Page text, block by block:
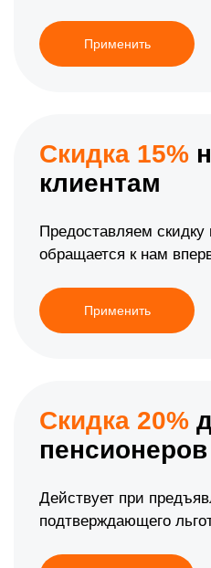
Применить
Скидка 15%
клиентам
Предоставляем
обращается к нам
Применить
Скидка 20%
пенсионеров
Действует при
подтверждающего